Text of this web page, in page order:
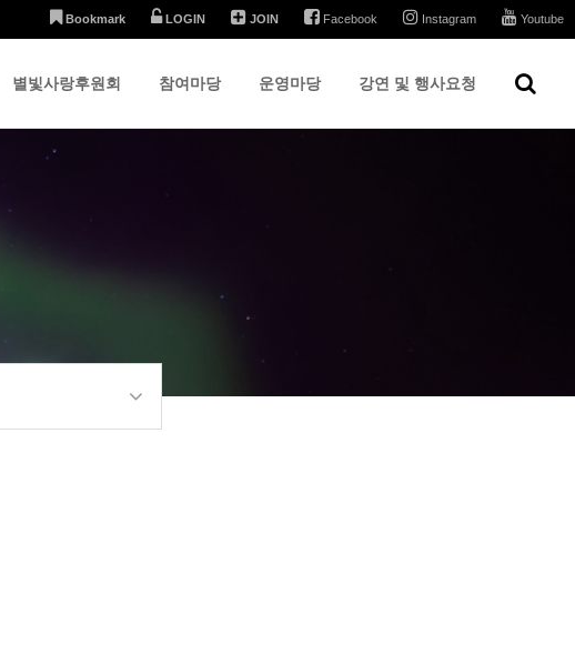
Bookmark LOGIN JOIN Facebook Instagram Youtube
별빛사랑후원회 참여마당 운영마당 강연 및 행사요청